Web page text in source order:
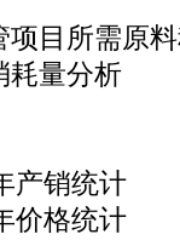
目所需原料
量分析
销统计
格统计